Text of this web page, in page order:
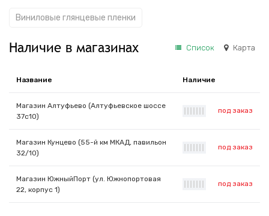
Виниловые глянцевые пленки
Наличие в магазинах Список Карта
Название Наличие
Магазин Алтуфьево (Алтуфьевское шоссе
37с10)
под заказ
Магазин Кунцево (55-й км МКАД, павильон
32/10)
под заказ
Магазин ЮжныйПорт (ул. Южнопортовая
22, корпус 1)
под заказ